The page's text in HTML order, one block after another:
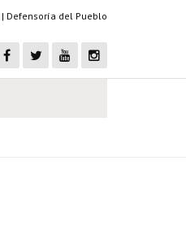
| Defensoría del Pueblo